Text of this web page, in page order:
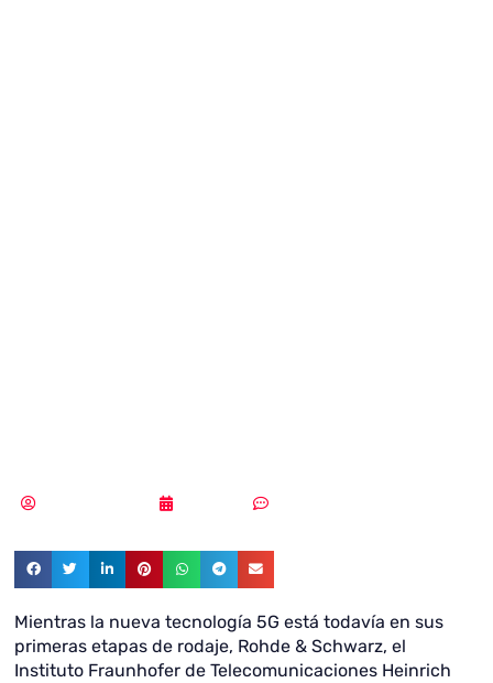
Mientras la nueva tecnología 5G está todavía en sus
primeras etapas de rodaje, Rohde & Schwarz, el
Instituto Fraunhofer de Telecomunicaciones Heinrich